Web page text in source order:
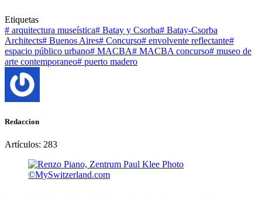
Etiquetas
# arquitectura museística# Batay y Csorba# Batay-Csorba
Architects# Buenos Aires# Concurso# envolvente reflectante#
espacio público urbano# MACBA# MACBA concurso# museo de
arte contemporaneo# puerto madero
Redaccion
Artículos: 283